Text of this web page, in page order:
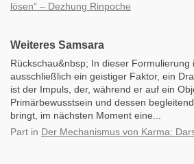
lösen“ – Dezhung Rinpoche
Weiteres Samsara
Rückschau&nbsp; In dieser Formulierung
ausschließlich ein geistiger Faktor, ein
ist der Impuls, der, während er auf ein
Primärbewusstsein und dessen
bringt, im nächsten Moment eine...
Part in Der Mechanismus von Karma: